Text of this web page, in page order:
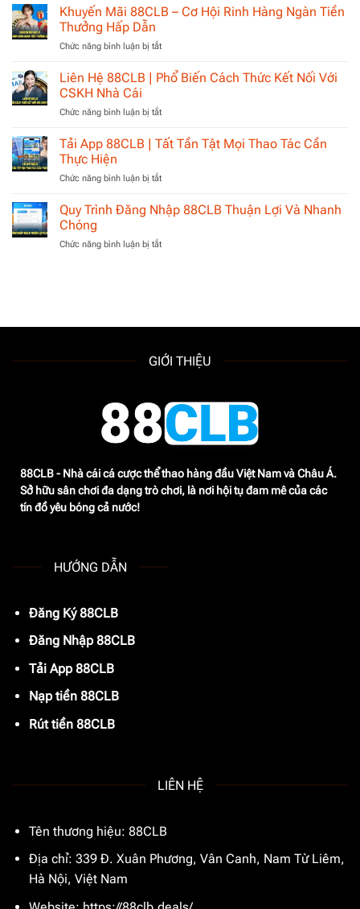
Đồng
Kèo
Luôn
Ở
Trận
Khuyến Mãi 88CLB – Cơ Hội Rinh Hàng Ngàn Tiền
Thưởng Hấp Dẫn
Chức năng bình luận bị tắtở
Mãi
88CLB
Cơ
Rinh
Tiền
Hấp
Liên Hệ 88CLB | Phổ Biến Cách Thức Kết Nối Với
CSKH Nhà Cái
Chức năng bình luận bị tắtở
Hệ
88CLB
Phổ
Cách
Thức
Nối
Tải App 88CLB | Tất Tần Tật Mọi Thao Tác Cần
Thực Hiện
Chức năng bình luận bị tắtở
App
88CLB
Tất
Cần
Hiện
Quy Trình Đăng Nhập 88CLB Thuận Lợi Và Nhanh
Chóng
Chức năng bình luận bị tắtở
Thuận
Và
Nhanh
GIỚI THIỆU
88CLB - Nhà cái cá cược thể thao hàng đầu Việt Nam và Châu Á.
Sở hữu sân chơi đa dạng trò chơi, là nơi hội tụ đam mê của các
tín đồ yêu bóng cả nước!
HƯỚNG DẪN
Đăng Ký 88CLB
Đăng Nhập 88CLB
Tải App 88CLB
Nạp tiền 88CLB
Rút tiền 88CLB
LIÊN HỆ
Tên thương hiệu: 88CLB
Địa chỉ: 339 Đ. Xuân Phương, Vân Canh, Nam Từ Liêm,
Hà Nội, Việt Nam